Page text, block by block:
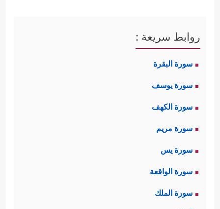
روابط سريعة :
سورة البقرة
سورة يوسف
سورة الكهف
سورة مريم
سورة يس
سورة الواقعة
سورة الملك